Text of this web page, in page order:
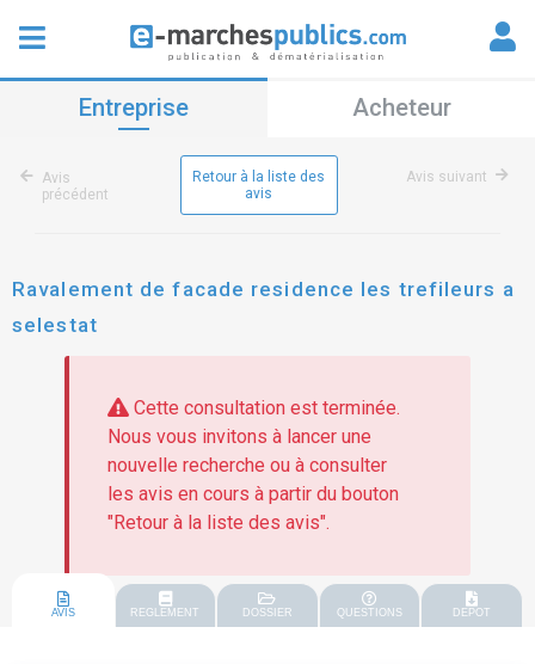
Entreprise Acheteur
Avis
précédent
Retour à la liste des
avis
Avis suivant
Ravalement de facade residence les trefileurs a
selestat
Cette consultation est terminée.
Nous vous invitons à lancer une
nouvelle recherche ou à consulter
les avis en cours à partir du bouton
"Retour à la liste des avis".
AVIS REGLEMENT DOSSIER QUESTIONS DEPOT